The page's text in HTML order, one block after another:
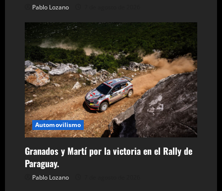
t
r
a
d
a
s
Pablo Lozano
Automovilismo
Granados y Martí por la victoria en el Rally de
Paraguay.
Pablo Lozano